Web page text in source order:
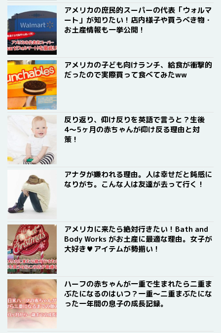
アメリカの庶民的スーパーの代表「ウォルマ
ート」が知りたい！店内様子や買うべき物・
お土産情報も一挙公開！
アメリカの子ども向けランチ、給食が衝撃的
だったので実際買って食べてみたww
反り返り、仰け反りを英語で言うと？生後
4〜5ヶ月の赤ちゃんが仰け反る理由と対
策！
アナタが嫌われる理由。人は幸せだと鈍感に
なりがち。こんな人は友達が去って行く！
アメリカに来たら絶対行きたい！Bath and
Body Works がお土産に最適な理由。女子が
大好き♥アイテムが勢揃い！
ハーフの赤ちゃんが一重で生まれたら二重ま
ぶたになるのはいつ？一重〜二重まぶたにな
った一年間の息子の成長記録。